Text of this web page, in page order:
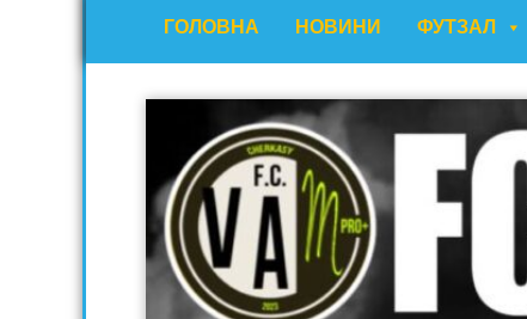
ГОЛОВНА НОВИНИ ФУТЗАЛ